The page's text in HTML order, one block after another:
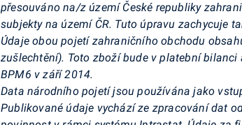
přesouváno na/z území České republiky
subjekty na území ČR. Tuto úpravu zachycuje
Údaje obou pojetí zahraničního obchodu
zušlechtění). Toto zboží bude v platební
BPM6 v září 2014.
Data národního pojetí jsou používána jako
Publikované údaje vychází ze zpracování dat